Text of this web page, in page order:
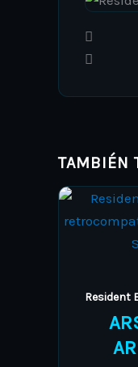
TAMBIÉN
Resident